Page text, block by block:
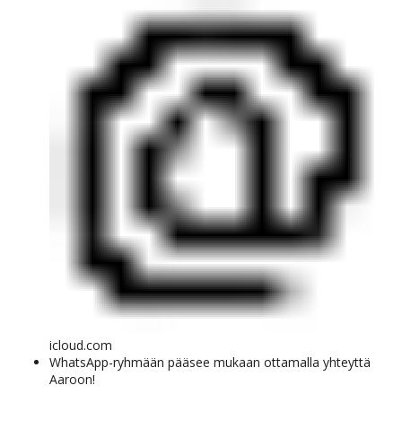
icloud.com
WhatsApp-ryhmään pääsee mukaan ottamalla yhteyttä
Aaroon!